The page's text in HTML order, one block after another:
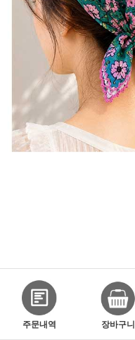
주문내역 장바구니